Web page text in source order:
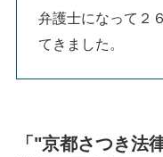
弁護士になって２
てきました。
「"京都さつき法